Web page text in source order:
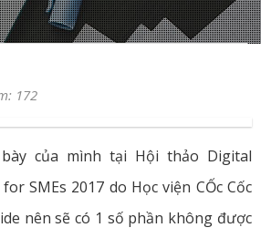
172
của mình tại Hội thảo Digital
SMEs 2017 do Học viện CỐc Cốc
nên sẽ có 1 số phần không được